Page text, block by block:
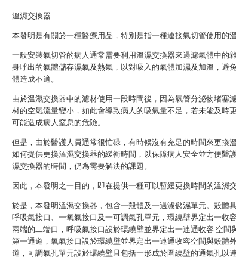
溫濕交換器
本發明是有關於一種醫療用品，特別是指一種連接氣切管使用的溫
一般安裝氣切管的病人通常需要利用溫濕交換器來過濾氣體中的
身呼出的氣體儲存濕氣及熱氣，以對吸入的氣體加濕及加溫，避
體造成不適。
由於溫濕交換器中的濾材使用一段時間後，因為氣管分泌物堵塞
材的空氣流量變小，如此會導致病人的吸氣量不足，若未能及時
可能造成病人窒息的危險。
但是，由於醫護人員通常很忙碌，有時候沒有充足的時間來更換
如何提供更換溫濕交換器的緩衝時間，以保障病人安全並方便醫
濕交換器的時間，仍為需要解決的課題。
因此，本發明之一目的，即在提供一種可以暫緩更換時間的溫濕交
於是，本發明溫濕交換器，包含一殼體及一過濾儲濕單元。殼體
呼吸氣接口、一氧氣接口及一可調氣孔單元，環繞壁界定出一收
兩端的二端口，呼吸氣接口設於環繞壁並界定出一連通收容 空間
第一通道，氧氣接口設於環繞壁並界定出一連通收容空間與殼體
道，可調氣孔單元設於環繞壁且包括一形成於圍繞壁的通氣孔以